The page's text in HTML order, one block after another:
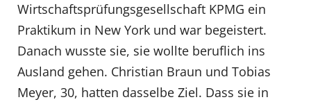
Wirtschaftsprüfungsgesellschaft KPMG ein
Praktikum in New York und war begeistert.
Danach wusste sie, sie wollte beruflich ins
Ausland gehen. Christian Braun und Tobias
Meyer, 30, hatten dasselbe Ziel. Dass sie in